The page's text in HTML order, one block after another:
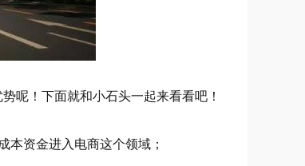
呢！下面就和小石头一起来看看吧！
本资金进入电商这个领域；